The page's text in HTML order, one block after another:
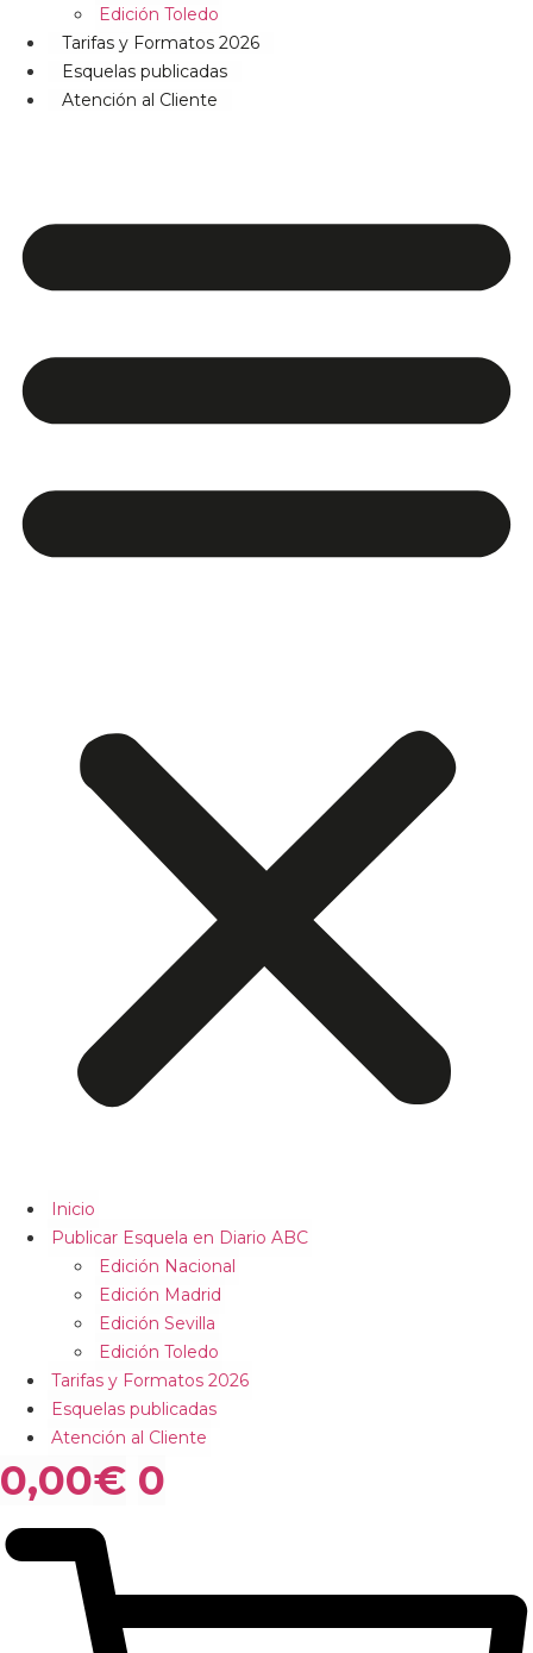
Edición Toledo
Tarifas y Formatos 2026
Esquelas publicadas
Atención al Cliente
Inicio
Publicar Esquela en Diario ABC
Edición Nacional
Edición Madrid
Edición Sevilla
Edición Toledo
Tarifas y Formatos 2026
Esquelas publicadas
Atención al Cliente
0,00€ 0